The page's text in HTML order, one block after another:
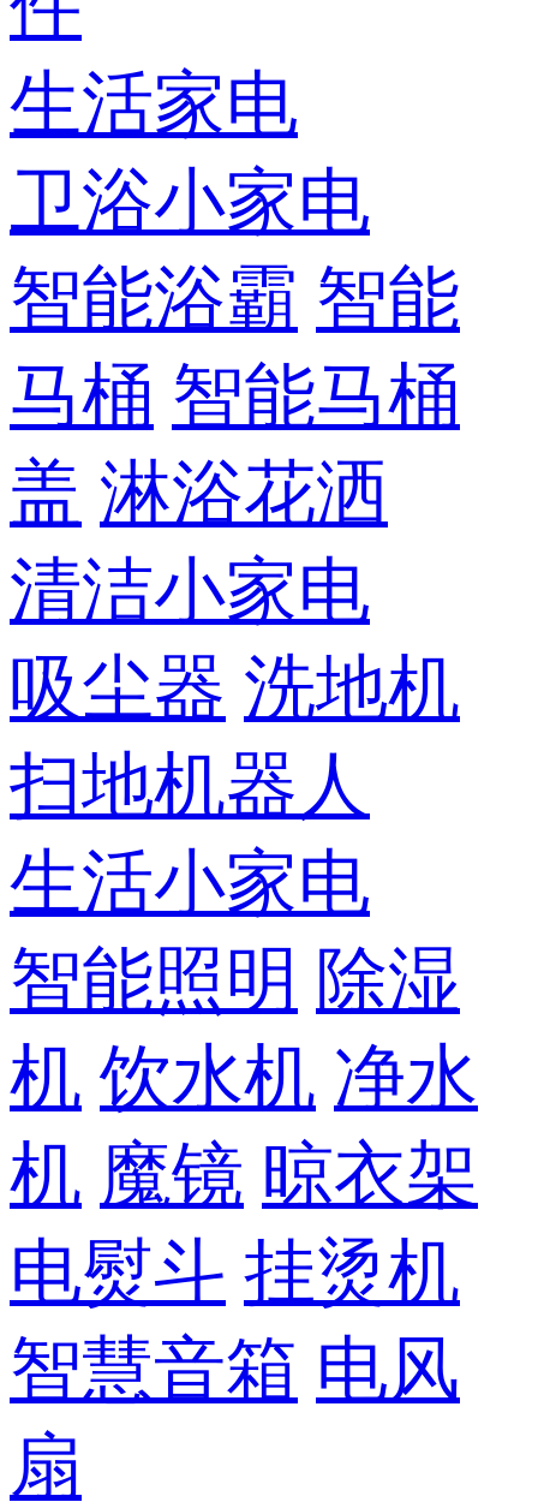
生活家电
卫浴小家电
智能浴霸 智能
马桶 智能马桶
盖 淋浴花洒
清洁小家电
吸尘器 洗地机
扫地机器人
生活小家电
智能照明 除湿
机 饮水机 净水
机 魔镜 晾衣架
电熨斗 挂烫机
智慧音箱 电风
扇